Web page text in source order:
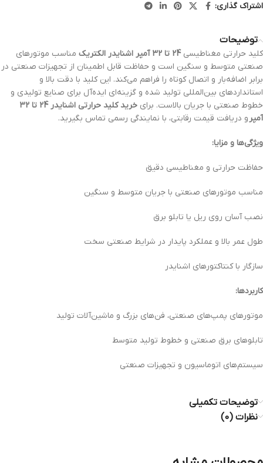
اشتراک گذاری:
توضیحات
کلید حرارتی مغناطیسی24 تا 32 آمپر اشنایدر الکتریک
مناسب موتورهای
صنعتی متوسط و سنگین است و حفاظت قابل اطمینان از تجهیزات صنعتی در
برابر اضافه‌بار و اتصال کوتاه را فراهم می‌کند. این کلید با دقت بالا و
استانداردهای بین‌المللی تولید شده و گزینه‌ای ایده‌آل برای صنایع تولیدی و
خطوط صنعتی با جریان بالاست. برای
خرید کلید حرارتی اشنایدر 24 تا 32
آمپرو دریافت قیمت رقابتی، با نمایندگی رسمی تماس بگیرید.
ویژگی‌ها و مزایا:
حفاظت حرارتی و مغناطیسی دقیق
مناسب موتورهای صنعتی با جریان متوسط و سنگین
نصب آسان روی ریل یا تابلو برق
طول عمر بالا و عملکرد پایدار در شرایط صنعتی سخت
سازگار با کنتاکتورهای اشنایدر
کاربردها:
موتورهای پمپ‌های صنعتی، فن‌های بزرگ و ماشین‌آلات تولید
تابلوهای برق صنعتی و خطوط تولید متوسط
سیستم‌های اتوماسیون و تجهیزات صنعتی
توضیحات تکمیلی
نظرات (0)